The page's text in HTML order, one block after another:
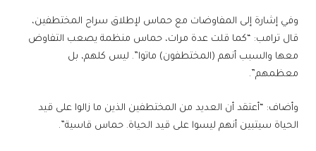
وفي إشارة إلى المفاوضات مع حماس لإطلاق سراح المختطفين،
قال ترامب: “كما قلت عدة مرات، حماس منظمة يصعب التفاوض
معها والسبب أنهم (المختطفون) ماتوا”. ليس كلهم، بل
معظمهم”.
وأضاف: “أعتقد أن العديد من المختطفين الذين ما زالوا على قيد
الحياة سيتبين أنهم ليسوا على قيد الحياة. حماس قاسية”.